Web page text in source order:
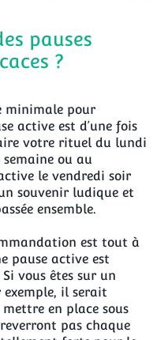
pauses
?
minimale pour
active est d’une fois
votre rituel du lundi
ou au
le vendredi soir
souvenir ludique et
ensemble.
est tout à
pause active est
Si vous êtes sur un
il serait
en place sous
pas chaque